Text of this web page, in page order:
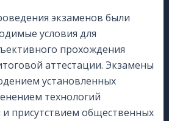
экзаменов были
условия для
прохождения
аттестации. Экзамены
установленных
технологий
присутствием общественных